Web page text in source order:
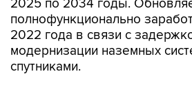
2025 по 2034 годы.
полнофункционально
2022 года в связи с
модернизации наземных
спутниками.